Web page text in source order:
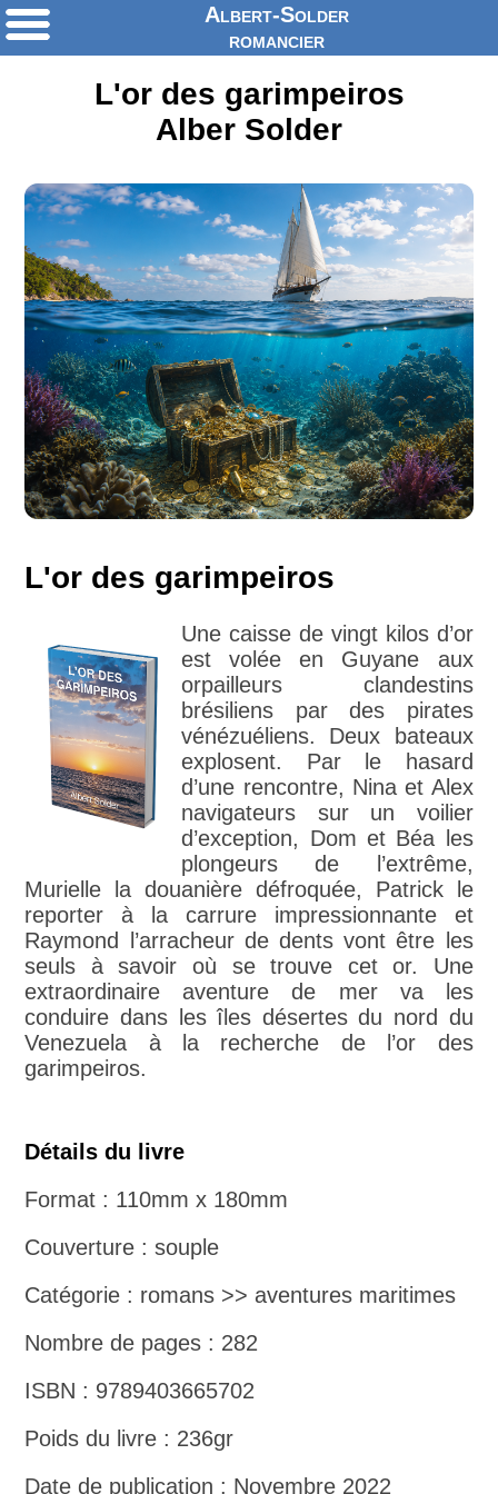
Albert-Solder
romancier
L'or des garimpeiros
Alber Solder
L'or des garimpeiros
Une caisse de vingt kilos d’or
est volée en Guyane aux
orpailleurs clandestins
brésiliens par des pirates
vénézuéliens. Deux bateaux
explosent. Par le hasard
d’une rencontre, Nina et Alex
navigateurs sur un voilier
d’exception, Dom et Béa les
plongeurs de l’extrême,
Murielle la douanière défroquée, Patrick le
reporter à la carrure impressionnante et
Raymond l’arracheur de dents vont être les
seuls à savoir où se trouve cet or. Une
extraordinaire aventure de mer va les
conduire dans les îles désertes du nord du
Venezuela à la recherche de l’or des
garimpeiros.
Détails du livre
Format : 110mm x 180mm
Couverture : souple
Catégorie : romans >> aventures maritimes
Nombre de pages : 282
ISBN : 9789403665702
Poids du livre : 236gr
Date de publication : Novembre 2022